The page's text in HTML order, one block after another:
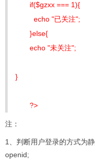
if($gzxx === 1){
echo "已关注";
}else{
echo "未关注";
}
?>
注：
1、判断用户登录的方式为
openid;